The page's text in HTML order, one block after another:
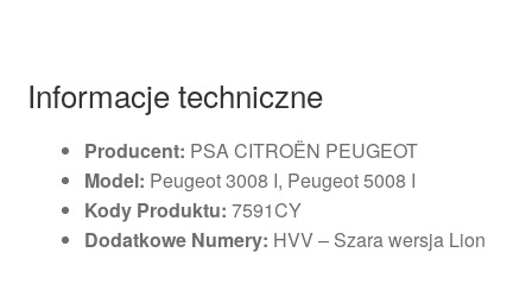
Informacje techniczne
Producent: PSA CITROËN PEUGEOT
Model: Peugeot 3008 I, Peugeot 5008 I
Kody Produktu: 7591CY
Dodatkowe Numery: HVV – Szara wersja Lion